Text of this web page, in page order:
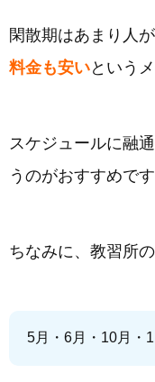
閑散期はあまり人
料金も安いという
スケジュールに融
うのがおすすめです
ちなみに、教習所
5月・6月・10月・